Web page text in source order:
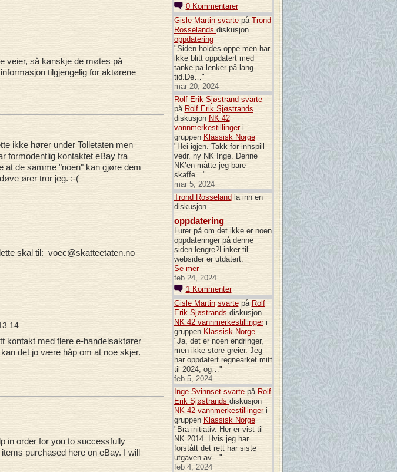
veier, så kanskje de møtes på
tilgjengelig for aktørene
ikke hører under Tolletaten men
formodentlig kontaktet eBay fra
at de samme "noen" kan gjøre dem
ører tror jeg. :-(
skal til: voec@skatteetaten.no
kontakt med flere e-handelsaktører
det jo være håp om at noe skjer.
in order for you to successfully
purchased here on eBay. I will
0 Kommentarer
Gisle Martin svartepå Trond
Rosselands diskusjon
oppdatering
"Siden holdes oppe men har
ikke blitt oppdatert med
tanke på lenker på lang
tid.De…"
mar 20, 2024
Rolf Erik Sjøstrand svarte
på Rolf Erik Sjøstrands
diskusjon NK 42
vannmerkestillingeri
gruppen Klassisk Norge
"Hei igjen. Takk for innspill
vedr. ny NK Inge. Denne
NK’en måtte jeg bare
skaffe…"
mar 5, 2024
Trond Rosseland la inn en
diskusjon
oppdatering
Lurer på om det ikke er noen
oppdateringer på denne
siden lengre?Linker til
websider er utdatert.
Se mer
feb 24, 2024
1 Kommenter
Gisle Martin svartepå Rolf
Erik Sjøstrands diskusjon
NK 42 vannmerkestillingeri
gruppen Klassisk Norge
"Ja, det er noen endringer,
men ikke store greier. Jeg
har oppdatert regnearket mitt
til 2024, og…"
feb 5, 2024
Inge Svinnset svartepå Rolf
Erik Sjøstrands diskusjon
NK 42 vannmerkestillingeri
gruppen Klassisk Norge
"Bra initiativ. Her er vist til
NK 2014. Hvis jeg har
forstått det rett har siste
utgaven av…"
feb 4, 2024